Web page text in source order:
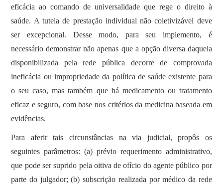
eficácia ao comando de universalidade que rege o direito à
saúde. A tutela de prestação individual não coletivizável deve
ser excepcional. Desse modo, para seu implemento, é
necessário demonstrar não apenas que a opção diversa daquela
disponibilizada pela rede pública decorre de comprovada
ineficácia ou impropriedade da política de saúde existente para
o seu caso, mas também que há medicamento ou tratamento
eficaz e seguro, com base nos critérios da medicina baseada em
evidências.
Para aferir tais circunstâncias na via judicial, propôs os
seguintes parâmetros: (a) prévio requerimento administrativo,
que pode ser suprido pela oitiva de ofício do agente público por
parte do julgador; (b) subscrição realizada por médico da rede